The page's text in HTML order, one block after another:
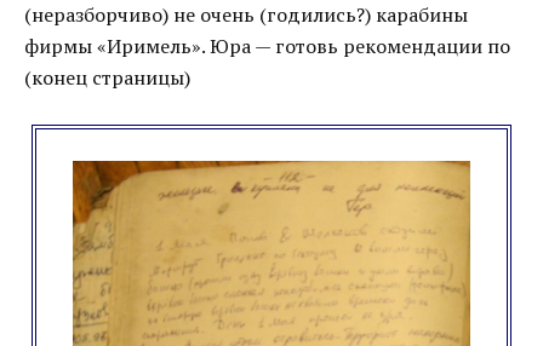
(неразборчиво) не очень (годились?) карабины
фирмы «Иримель». Юра — готовь рекомендации по
(конец страницы)